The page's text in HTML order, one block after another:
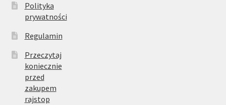
Polityka
prywatności
Regulamin
Przeczytaj
koniecznie
przed
zakupem
rajstop